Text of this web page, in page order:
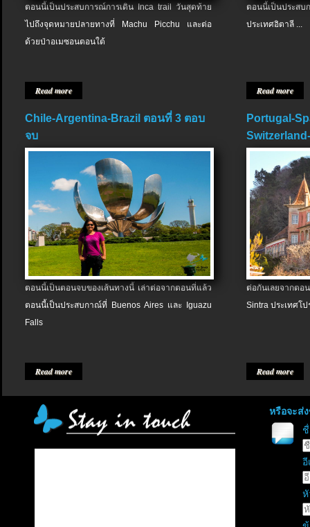
ตอนนี้เป็นประสบการณ์การเดิน Inca trail วันสุดท้าย
ไปถึงจุดหมายปลายทางที่ Machu Picchu และต่อ
ด้วยป่าอเมซอนตอนใต้
Read more
ตอนนี้เป็นประส
ประเทศอิตาลี ...
Read more
Chile-Argentina-Brazil ตอนที่ 3 ตอบ
จบ
ตอนนี้เป็นตอนจบของเส้นทางนี้ เล่าต่อจากตอนที่แล้ว
ตอนนี้เป็นประสบกาณ์ที่ Buenos Aires และ Iguazu
Falls
Read more
Portugal-
ต่อกันเลยจากต
Sintra ประเทศโป
Read more
หรือจะส่
อี
หั